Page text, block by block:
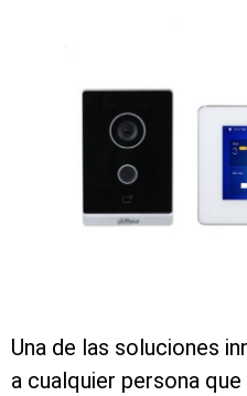
Una de las soluciones
a cualquier persona